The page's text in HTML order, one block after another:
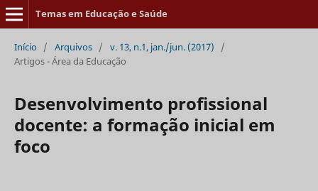
Temas em Educação e Saúde
Início / Arquivos / v. 13, n.1, jan./jun. (2017)
/
Artigos - Área da Educação
Desenvolvimento profissional
docente: a formação inicial em
foco